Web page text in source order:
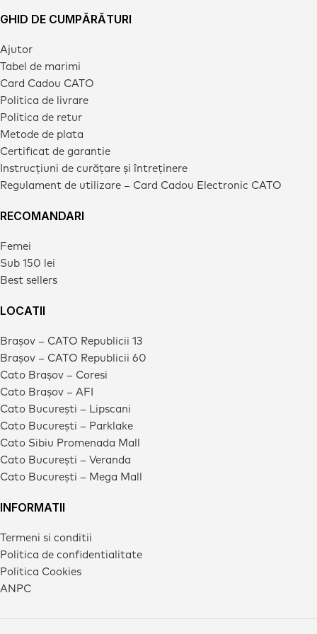
GHID DE CUMPĂRĂTURI
Ajutor
Tabel de marimi
Card Cadou CATO
Politica de livrare
Politica de retur
Metode de plata
Certificat de garantie
Instrucțiuni de curățare și întreținere
Regulament de utilizare – Card Cadou Electronic CATO
RECOMANDARI
Femei
Sub 150 lei
Best sellers
LOCATII
Brașov – CATO Republicii 13
Brașov – CATO Republicii 60
Cato Brașov – Coresi
Cato Brașov – AFI
Cato București – Lipscani
Cato București – Parklake
Cato Sibiu Promenada Mall
Cato București – Veranda
Cato București – Mega Mall
INFORMATII
Termeni si conditii
Politica de confidentialitate
Politica Cookies
ANPC